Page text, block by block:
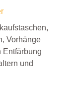
Vorhänge
Entfärbung
und